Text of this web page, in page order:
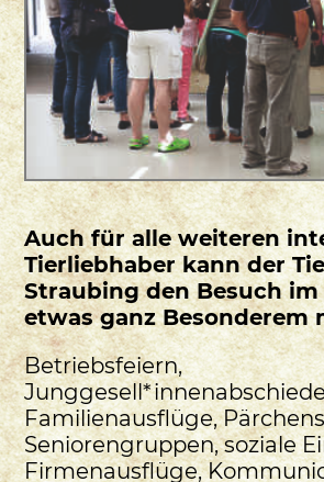
Auch für alle weiteren
Tierliebhaber kann der
Straubing den Besuch im
etwas ganz Besonderem
Betriebsfeiern,
Familienausflüge,
Seniorengruppen, soziale
Firmenausflüge,